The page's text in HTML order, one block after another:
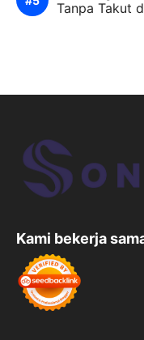
Tanpa Takut
Kami bekerja